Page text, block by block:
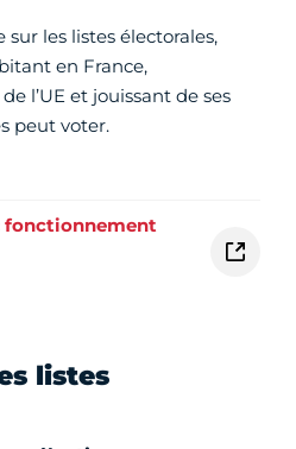
les listes électorales,
en France,
l’UE et jouissant de ses
peut voter.
fonctionnement
listes